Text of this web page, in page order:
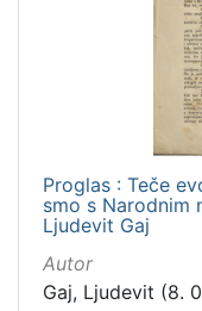
Proglas : Teče
smo s Narodnim
Ljudevit Gaj
Autor
Gaj, Ljudevit (8.